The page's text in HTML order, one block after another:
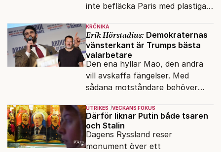
inte befläcka Paris med plastiga
KRÖNIKA
Erik Hörstadius: Demokraternas
vänsterkant är Trumps bästa
valarbetare
Den ena hyllar Mao, den andra
vill avskaffa fängelser. Med
sådana motståndare behöver
vänner.
UTRIKES VECKANS FOKUS
Därför liknar Putin både tsaren
och Stalin
Dagens Ryssland reser
monument över ett